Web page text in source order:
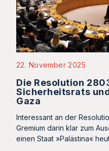
22. November 2025
Die Resolution
Sicherheitsrats
Gaza
Interessant an der
Gremium darin klar zum
einen Staat »Palästina«